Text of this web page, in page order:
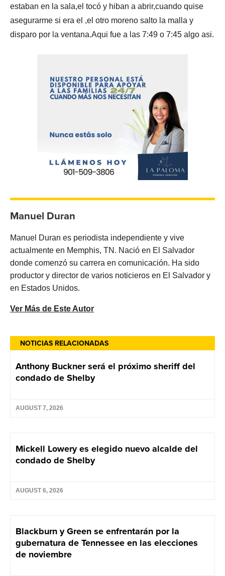
NOTICIAS RELACIONADAS
Anthony Buckner será el próximo sheriff del
condado de Shelby
AUGUST 7, 2026
Mickell Lowery es elegido nuevo alcalde del
condado de Shelby
AUGUST 6, 2026
Blackburn y Green se enfrentarán por la
gubernatura de Tennessee en las elecciones
de noviembre
estaban en la sala,el tocó y hiban a abrir,cuando quise
asegurarme si era el ,el otro moreno salto la malla y
disparo por la ventana.Aqui fue a las 7:49 o 7:45 algo asi.
Manuel Duran
Manuel Duran es periodista independiente y vive
actualmente en Memphis, TN. Nació en El Salvador
donde comenzó su carrera en comunicación. Ha sido
productor y director de varios noticieros en El Salvador y
en Estados Unidos.
Ver Más de Este Autor